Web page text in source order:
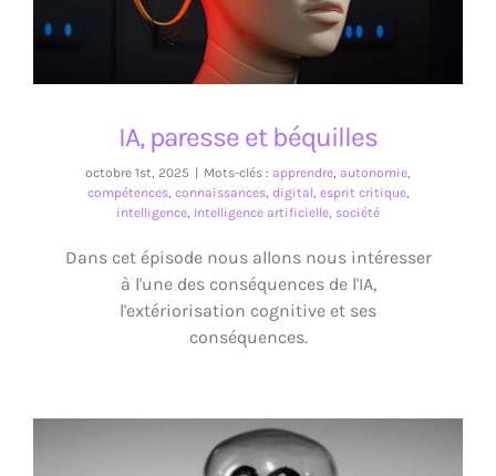
IA, paresse et béquilles
octobre 1st, 2025 Mots-clés : apprendre, autonomie,
compétences, connaissances, digital, esprit critique,
intelligence, Intelligence artificielle, société
Dans cet épisode nous allons nous intéresser
à l'une des conséquences de l'IA,
l'extériorisation cognitive et ses
conséquences.